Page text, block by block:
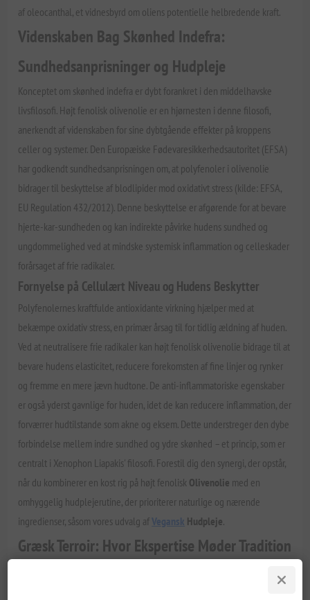
af oleocanthal, et vidnesbyrd om oliens potentielle helbredende kraft.
Videnskaben Bag Skønhed Indefra:
Sundhedsanprisninger og Hudpleje
Konceptet om skønhed indefra er dybt forankret i den middelhavske
livsfilosofi. Højt fenolisk olivenolie er en hjørnesten i denne filosofi,
anerkendt af videnskaben for sine dybtgående effekter på kroppens
celler og systemer. Den Europæiske Fødevaresikkerhedsautoritet (EFSA)
har godkendt sundhedsanprisningen om, at polyfenoler i olivenolie
bidrager til beskyttelse af blodlipider mod oxidativt stress (kilde: EFSA,
EU Regulation 432/2012). Denne beskyttelse er afgørende for at bevare
hjerte-kar-sundheden og kan indirekte påvirke hudens sundhed og
ungdommelighed ved at mindske systemisk inflammation og celleskader
forårsaget af frie radikaler.
Fornyelse på Cellulært Niveau og Hudens Beskytter
Polyfenolernes kraftfulde antioxidante virkning hjælper med at
bekæmpe oxidativ stress, en primær årsag til for tidlig ældning af huden.
Ved at neutralisere frie radikaler kan højt fenolisk olivenolie bidrage til at
bevare hudens elasticitet, reducere forekomsten af fine linjer og rynker
og fremme en mere jævn hudtone. De anti-inflammatoriske egenskaber
er også yderst gavnlige for huden, idet de kan reducere inflammation, der
forværrer hudtilstande som akne og eksem. Dette understreger den dybe
forbindelse mellem indre sundhed og ydre skønhed – et princip, som er
centralt i Xenophon Liapakis' filosofi. Forestil dig den synergi, der opstår,
når du kombinerer en kost rig på højt fenolisk Olivenolie med en
omhyggelig hudplejerutine, der prioriterer naturlige og nærende
ingredienser, såsom vores udvalg afVegansk Hudpleje.
Græsk Terroir: Hvor Ekspertise Møder Tradition